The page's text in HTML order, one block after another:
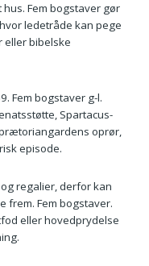
Fem bogstaver gør
ledetråde kan pege
eller bibelske
Fem bogstaver g-l.
Spartacus-
oprør,
episode.
regalier, derfor kan
frem. Fem bogstaver.
eller hovedprydelse